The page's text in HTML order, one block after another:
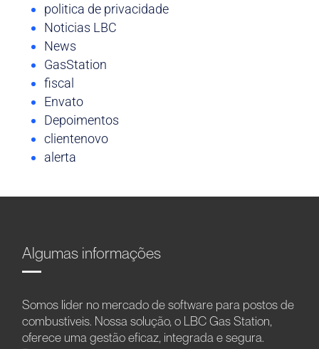
politica de privacidade
Noticias LBC
News
GasStation
fiscal
Envato
Depoimentos
clientenovo
alerta
Algumas informações
Somos líder no mercado de software para postos de
combustíveis. Nossa solução, o LBC Gas Station,
oferece uma gestão eficaz, integrada e segura.